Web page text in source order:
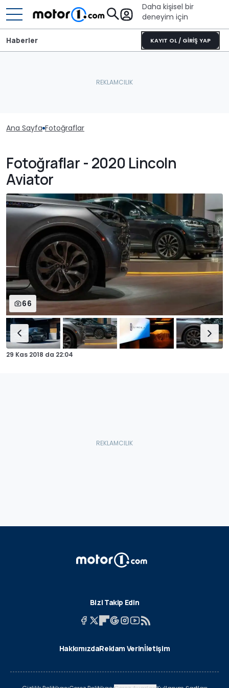
Daha kişisel bir
deneyim için
KAYIT OL / GİRİŞ YAP
Haberler
Ana Sayfa Fotoğraflar
Fotoğraflar - 2020 Lincoln
Aviator
66
29 Kas 2018 da 22:04
Bizi Takip Edin
HakkımızdaReklam Verinİletişim